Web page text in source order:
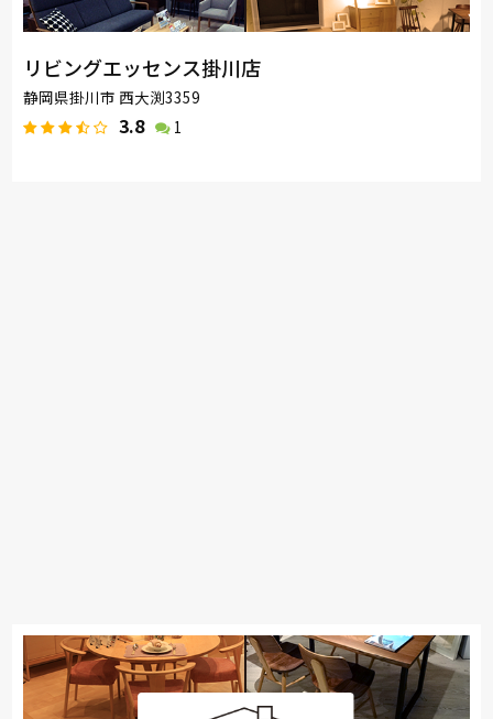
リビングエッセンス掛川店
静岡県掛川市 西大渕3359
3.8 1